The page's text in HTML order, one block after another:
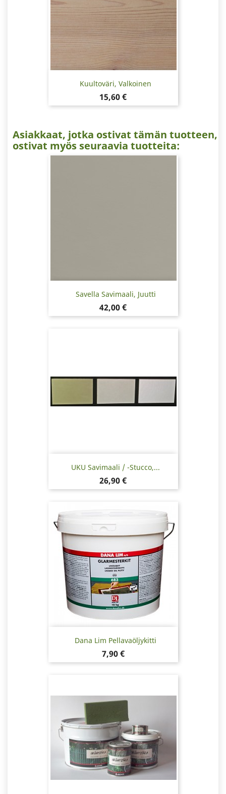
Kuultoväri, Valkoinen
Hinta
15,60 €
Asiakkaat, jotka ostivat tämän tuotteen,
ostivat myös seuraavia tuotteita:
Savella Savimaali, Juutti
Hinta
42,00 €
UKU Savimaali / -stucco,...
Hinta
26,90 €
Dana Lim Pellavaöljykitti
Hinta
7,90 €